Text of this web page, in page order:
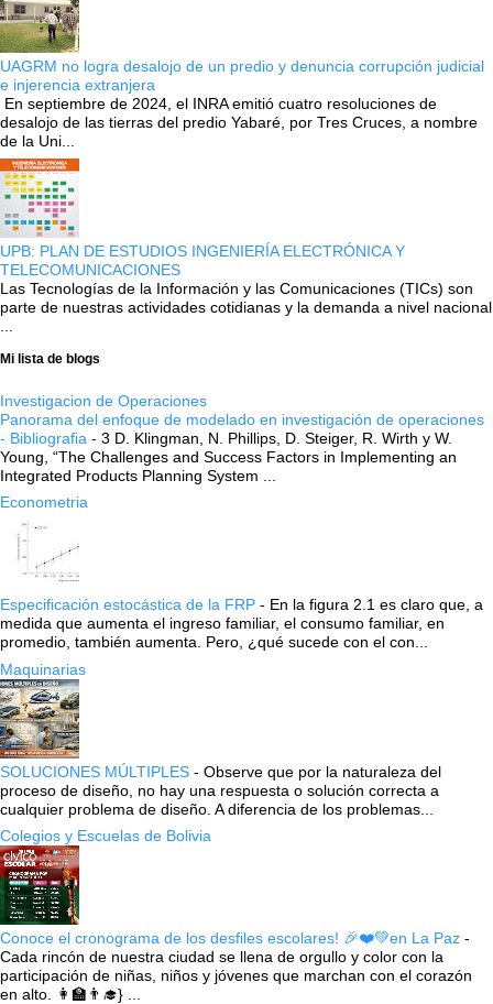
UAGRM no logra desalojo de un predio y denuncia corrupción judicial
e injerencia extranjera
En septiembre de 2024, el INRA emitió cuatro resoluciones de
desalojo de las tierras del predio Yabaré, por Tres Cruces, a nombre
de la Uni...
UPB: PLAN DE ESTUDIOS INGENIERÍA ELECTRÓNICA Y
TELECOMUNICACIONES
Las Tecnologías de la Información y las Comunicaciones (TICs) son
parte de nuestras actividades cotidianas y la demanda a nivel nacional
Mi lista de blogs
Investigacion de Operaciones
Panorama del enfoque de modelado en investigación de operaciones
- Bibliografia - 3 D. Klingman, N. Phillips, D. Steiger, R. Wirth y W.
Young, “The Challenges and Success Factors in Implementing an
Integrated Products Planning System ...
Econometria
Especificación estocástica de la FRP - En la figura 2.1 es claro que, a
medida que aumenta el ingreso familiar, el consumo familiar, en
promedio, también aumenta. Pero, ¿qué sucede con el con...
Maquinarias
SOLUCIONES MÚLTIPLES - Observe que por la naturaleza del
proceso de diseño, no hay una respuesta o solución correcta a
cualquier problema de diseño. A diferencia de los problemas...
Colegios y Escuelas de Bolivia
Conoce el cronograma de los desfiles escolares! 🎉❤️💚en La Paz -
Cada rincón de nuestra ciudad se llena de orgullo y color con la
participación de niñas, niños y jóvenes que marchan con el corazón
en alto. 👩‍🏫👨‍🎓} ...